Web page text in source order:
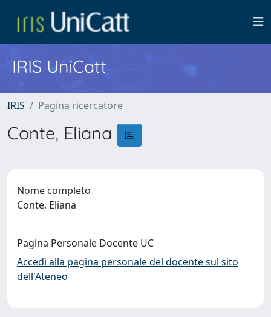
IRIS UniCatt
IRIS Pagina ricercatore
Conte, Eliana
Nome completo
Conte, Eliana
Pagina Personale Docente UC
Accedi alla pagina personale del docente sul sito
dell'Ateneo